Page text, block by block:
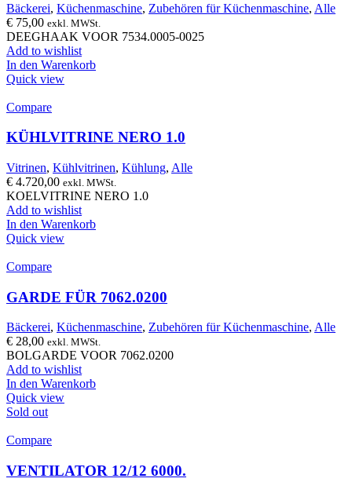
Bäckerei, Küchenmaschine, Zubehören für Küchenmaschine, Alle
€ 75,00 exkl. MWSt.
DEEGHAAK VOOR 7534.0005-0025
Add to wishlist
In den Warenkorb
Quick view
Compare
KÜHLVITRINE NERO 1.0
Vitrinen, Kühlvitrinen, Kühlung, Alle
€ 4.720,00 exkl. MWSt.
KOELVITRINE NERO 1.0
Add to wishlist
In den Warenkorb
Quick view
Compare
GARDE FÜR 7062.0200
Bäckerei, Küchenmaschine, Zubehören für Küchenmaschine, Alle
€ 28,00 exkl. MWSt.
BOLGARDE VOOR 7062.0200
Add to wishlist
In den Warenkorb
Quick view
Sold out
Compare
VENTILATOR 12/12 6000.